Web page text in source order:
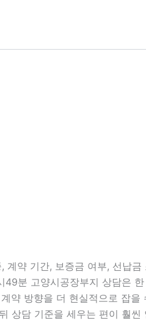
약 기간, 보증금 여부, 선납
분 고양시공장부지 상담은
약 방향을 더 현실적으로 잡
상담 기준을 세우는 편이 훨씬